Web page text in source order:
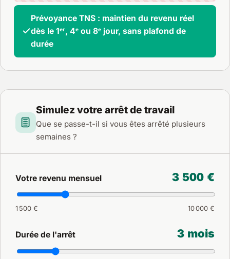
Prévoyance TNS : maintien du revenu réel
dès le 1ᵉʳ, 4ᵉ ou 8ᵉ jour, sans plafond de
durée
Simulez votre arrêt de travail
Que se passe-t-il si vous êtes arrêté plusieurs
semaines ?
Votre revenu mensuel 3 500 €
1 500 € 10 000 €
Durée de l'arrêt 3 mois